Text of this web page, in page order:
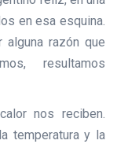
en esa esquina.
razón que
resultamos
nos reciben.
temperatura y la